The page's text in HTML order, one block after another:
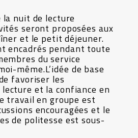
la nuit de lecture
seront proposées aux
et le petit déjeuner.
encadrés pendant toute
du service
même.L’idée de base
favoriser les
et la confiance en
travail en groupe est
encouragées et le
de politesse est sous-